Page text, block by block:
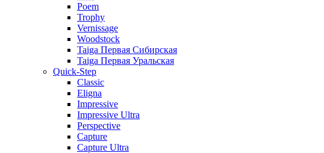
Poem
Trophy
Vernissage
Woodstock
Taiga Первая Сибирская
Taiga Первая Уральская
Quick-Step
Classic
Eligna
Impressive
Impressive Ultra
Perspective
Capture
Capture Ultra